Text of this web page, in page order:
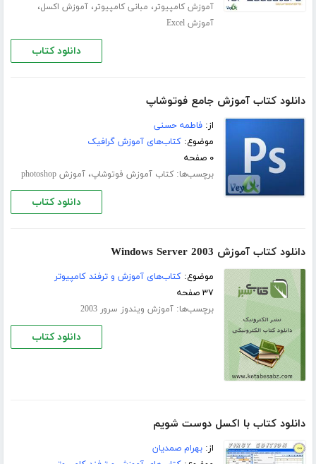
آموزش کامپیوتر، مبانی کامپیوتر،آموزش اکسل،
آموزش Excel
دانلود کتاب
دانلود کتاب آموزش جامع فوتوشاپ
از:فاطمه حسنی
موضوع:کتاب‌های آموزش گرافیک
۰ صفحه
برچسب‌ها:کتاب آموزش فوتوشاپ،آموزش photoshop
دانلود کتاب
دانلود کتاب آموزش Windows Server 2003
موضوع:کتاب‌های آموزش و ترفند کامپیوتر
۳۷ صفحه
برچسب‌ها:آموزش ویندوز سرور 2003
دانلود کتاب
دانلود کتاب با اکسل دوست شویم
از:بهرام صمدیان